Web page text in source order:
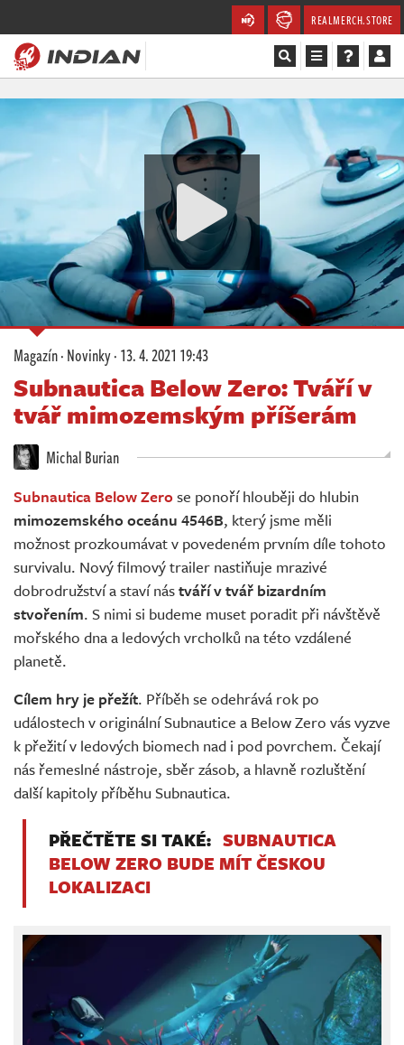
REALMERCH.STORE
Magazín
Recenze
Soutěže
Databáze
Komunita
Redakce
Živě
Magazín·Novinky·13. 4. 2021 19:43
Subnautica Below Zero: Tváří v
tvář mimozemským příšerám
Michal Burian
Subnautica Below Zero se ponoří hlouběji do hlubin
mimozemského oceánu 4546B, který jsme měli
možnost prozkoumávat v povedeném prvním díle tohoto
survivalu. Nový filmový trailer nastiňuje mrazivé
dobrodružství a staví nástváří v tvář bizardním
stvořením. S nimi si budeme muset poradit při návštěvě
mořského dna a ledových vrcholků na této vzdálené
planetě.
Cílem hry je přežít. Příběh se odehrává rok po
událostech v originální Subnautice a Below Zero vás vyzve
k přežití v ledových biomech nad i pod povrchem. Čekají
nás řemeslné nástroje, sběr zásob, a hlavně rozluštění
další kapitoly příběhu Subnautica.
PŘEČTĚTE SI TAKÉ: SUBNAUTICA
BELOW ZERO BUDE MÍT ČESKOU
LOKALIZACI